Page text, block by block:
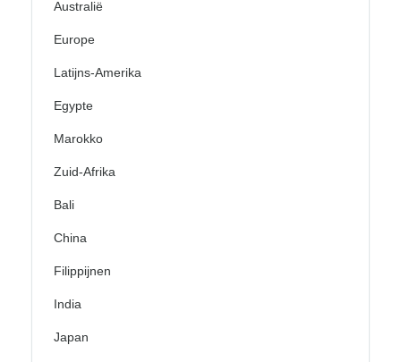
Australië
Europe
Latijns-Amerika
Egypte
Marokko
Zuid-Afrika
Bali
China
Filippijnen
India
Japan